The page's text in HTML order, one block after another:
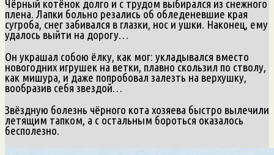
Чёрный котёнок долго и с трудом выбирался из снежного
плена. Лапки больно резались об обледеневшие края
сугроба, снег забивался в глазки, нос и ушки. Наконец, ему
удалось выйти на дорогу…
Он украшал собою ёлку, как мог: укладывался вместо
новогодних игрушек на ветки, плавно скользил по стволу,
как мишура, и даже попробовал залезть на верхушку,
вообразив себя звездой…
Звёздную болезнь чёрного кота хозяева быстро вылечили
летящим тапком, а с остальным бороться оказалось
бесполезно.